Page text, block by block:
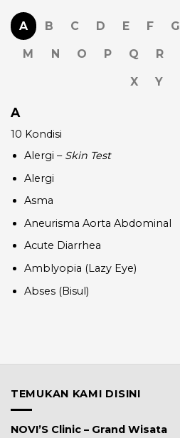
A B C D E F G
M N O P Q R
X Y
A
10 Kondisi
Alergi – Skin Test
Alergi
Asma
Aneurisma Aorta Abdominal
Acute Diarrhea
Amblyopia (Lazy Eye)
Abses (Bisul)
TEMUKAN KAMI DISINI
NOVI’S Clinic – Grand Wisata